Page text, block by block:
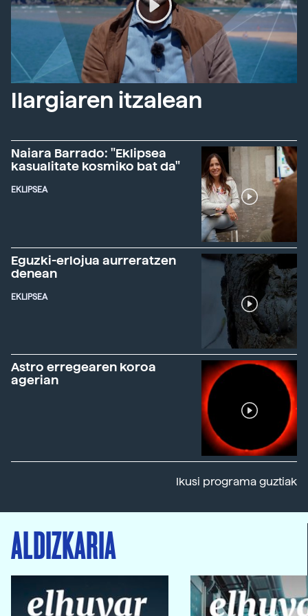
Ilargiaren itzalean
Naiara Barrado: "Eklipsea
kasualitate kosmiko bat da"
EKLIPSEA
Eguzki-erlojua aurreratzen
denean
EKLIPSEA
Astro erregearen koroa
agerian
Ikusi programa guztiak
ALDIZKARIA